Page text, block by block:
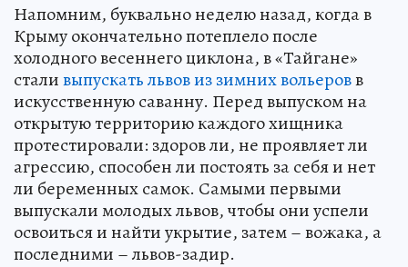
Напомним, буквально неделю назад, когда в
Крыму окончательно потеплело после
холодного весеннего циклона, в «Тайгане»
сталивыпускать львов из зимних вольеровв
искусственную саванну. Перед выпуском на
открытую территорию каждого хищника
протестировали: здоров ли, не проявляет ли
агрессию, способен ли постоять за себя и нет
ли беременных самок. Самыми первыми
выпускали молодых львов, чтобы они успели
освоиться и найти укрытие, затем – вожака, а
последними – львов-задир.